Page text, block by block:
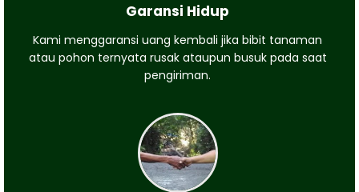
Garansi Hidup
Kami menggaransi uang kembali jika bibit tanaman
atau pohon ternyata rusak ataupun busuk pada saat
pengiriman.